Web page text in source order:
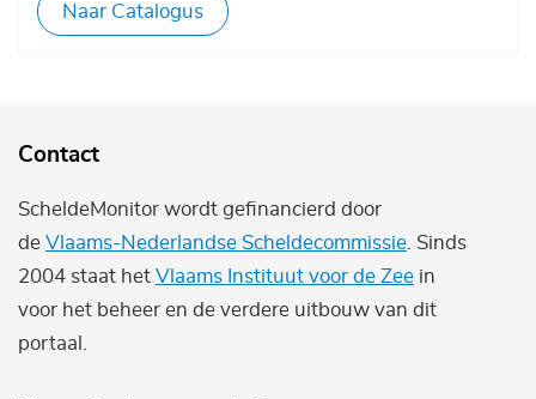
Naar Catalogus
Contact
ScheldeMonitor wordt gefinancierd door
de Vlaams-Nederlandse Scheldecommissie. Sinds
2004 staat het Vlaams Instituut voor de Zee in
voor het beheer en de verdere uitbouw van dit
portaal.